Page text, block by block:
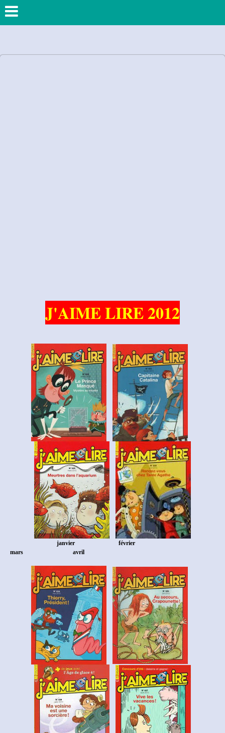
J'AIME LIRE2012
janvier
février
mars
avril